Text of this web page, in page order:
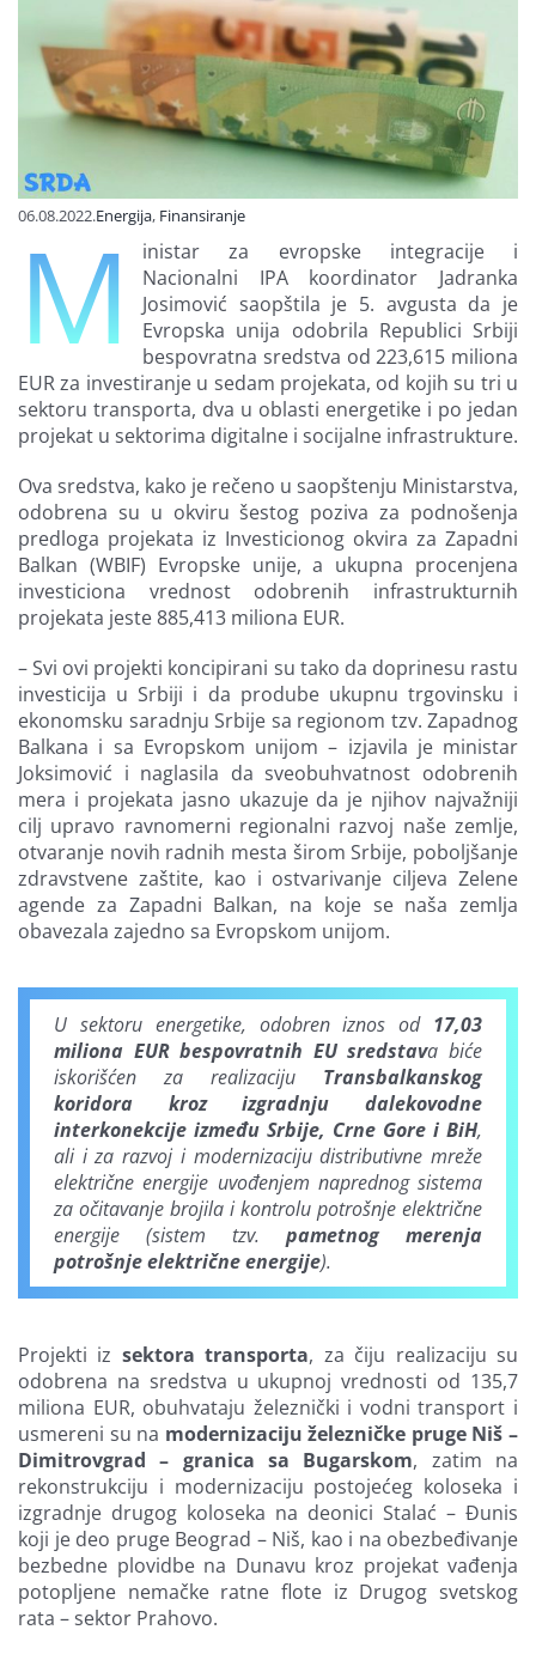
Finansiranje
O nama
06.08.2022.Energija, Finansiranje
M
inistar za evropske integracije i
Nacionalni IPA koordinator Jadranka
Josimović saopštila je 5. avgusta da je
Evropska unija odobrila Republici Srbiji
bespovratna sredstva od 223,615 miliona
EUR za investiranje u sedam projekata, od kojih su tri u
sektoru transporta, dva u oblasti energetike i po jedan
projekat u sektorima digitalne i socijalne infrastrukture.
Ova sredstva, kako je rečeno u saopštenju Ministarstva,
odobrena su u okviru šestog poziva za podnošenja
predloga projekata iz Investicionog okvira za Zapadni
Balkan (WBIF) Evropske unije, a ukupna procenjena
investiciona vrednost odobrenih infrastrukturnih
projekata jeste 885,413 miliona EUR.
– Svi ovi projekti koncipirani su tako da doprinesu rastu
investicija u Srbiji i da prodube ukupnu trgovinsku i
ekonomsku saradnju Srbije sa regionom tzv. Zapadnog
Balkana i sa Evropskom unijom – izjavila je ministar
Joksimović i naglasila da sveobuhvatnost odobrenih
mera i projekata jasno ukazuje da je njihov najvažniji
cilj upravo ravnomerni regionalni razvoj naše zemlje,
otvaranje novih radnih mesta širom Srbije, poboljšanje
zdravstvene zaštite, kao i ostvarivanje ciljeva Zelene
agende za Zapadni Balkan, na koje se naša zemlja
obavezala zajedno sa Evropskom unijom.
U sektoru energetike, odobren iznos od 17,03
miliona EUR bespovratnih EU sredstava biće
iskorišćen za realizaciju Transbalkanskog
koridora kroz izgradnju dalekovodne
interkonekcije između Srbije, Crne Gore i BiH,
ali i za razvoj i modernizaciju distributivne mreže
električne energije uvođenjem naprednog sistema
za očitavanje brojila i kontrolu potrošnje električne
energije (sistem tzv. pametnog merenja
potrošnje električne energije).
Projekti iz sektora transporta, za čiju realizaciju su
odobrena na sredstva u ukupnoj vrednosti od 135,7
miliona EUR, obuhvataju železnički i vodni transport i
usmereni su na modernizaciju železničke pruge Niš –
Dimitrovgrad – granica sa Bugarskom, zatim na
rekonstrukciju i modernizaciju postojećeg koloseka i
izgradnje drugog koloseka na deonici Stalać – Đunis
koji je deo pruge Beograd – Niš, kao i na obezbeđivanje
bezbedne plovidbe na Dunavu kroz projekat vađenja
potopljene nemačke ratne flote iz Drugog svetskog
rata – sektor Prahovo.